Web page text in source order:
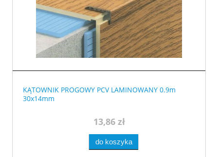
KĄTOWNIK PROGOWY PCV LAMINOWANY 0.9m
30x14mm
13,86 zł
do koszyka